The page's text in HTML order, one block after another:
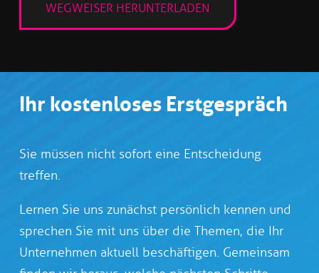
Ihr kostenloses Erstgespräch
Sie müssen nicht sofort eine Entscheidung
treffen.
Lernen Sie uns zunächst persönlich kennen und
sprechen Sie mit uns über die Themen, die Ihr
Unternehmen aktuell beschäftigen. Gemeinsam